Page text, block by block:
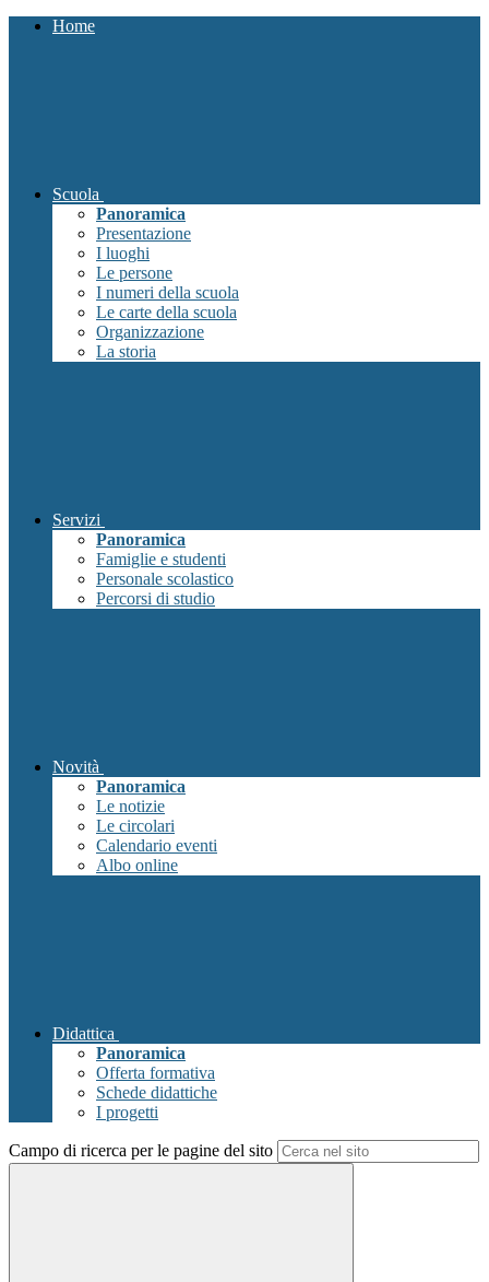
Home
Scuola
Panoramica
Presentazione
I luoghi
Le persone
I numeri della scuola
Le carte della scuola
Organizzazione
La storia
Servizi
Panoramica
Famiglie e studenti
Personale scolastico
Percorsi di studio
Novità
Panoramica
Le notizie
Le circolari
Calendario eventi
Albo online
Didattica
Panoramica
Offerta formativa
Schede didattiche
I progetti
Campo di ricerca per le pagine del sito